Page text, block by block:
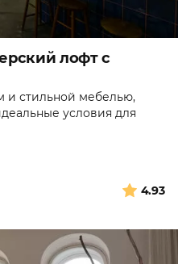
лофт с
и стильной мебелью,
условия для
4.93